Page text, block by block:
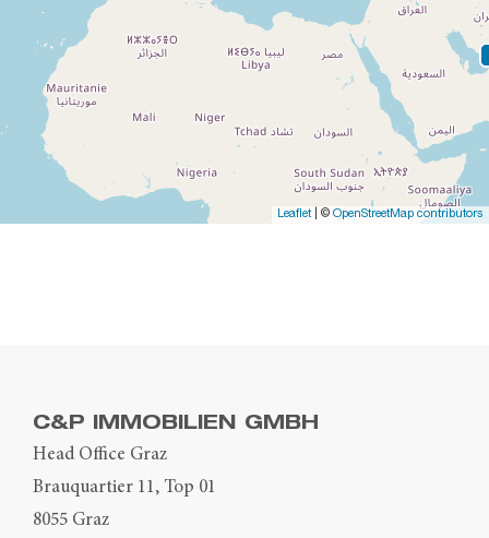
Leaflet| © OpenStreetMap contributors
C&P IMMOBILIEN GMBH
Head Office Graz
Brauquartier 11, Top 01
8055 Graz